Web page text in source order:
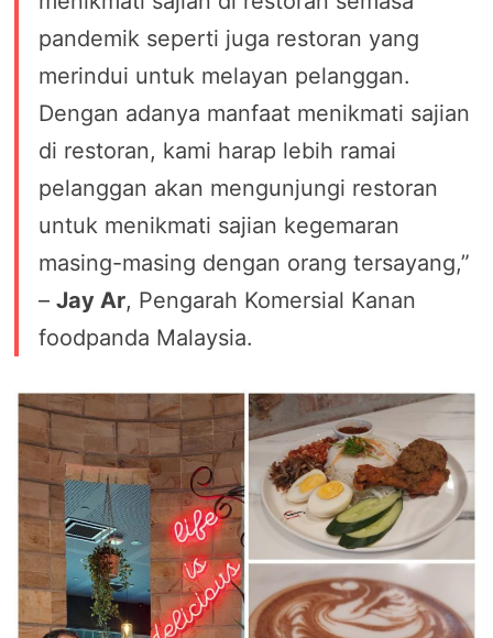
pandemik seperti juga restoran yang
merindui untuk melayan pelanggan.
Dengan adanya manfaat menikmati sajian
di restoran, kami harap lebih ramai
pelanggan akan mengunjungi restoran
untuk menikmati sajian kegemaran
masing-masing dengan orang tersayang,”
–Jay Ar, Pengarah Komersial Kanan
foodpanda Malaysia.